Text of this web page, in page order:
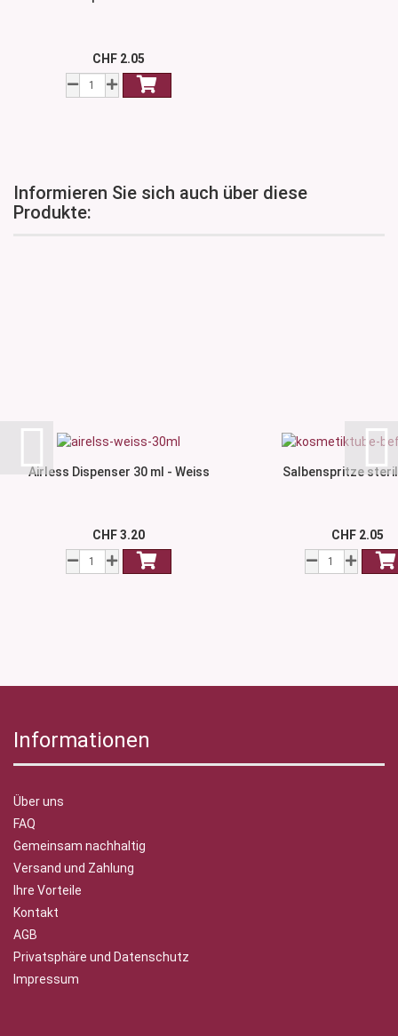
CHF 2.05
Informieren Sie sich auch über diese
Produkte:
Airless Dispenser 30 ml - Weiss
CHF 3.20
Salbenspritze
CHF 2.05
Informationen
Über uns
FAQ
Gemeinsam nachhaltig
Versand und Zahlung
Ihre Vorteile
Kontakt
AGB
Privatsphäre und Datenschutz
Impressum